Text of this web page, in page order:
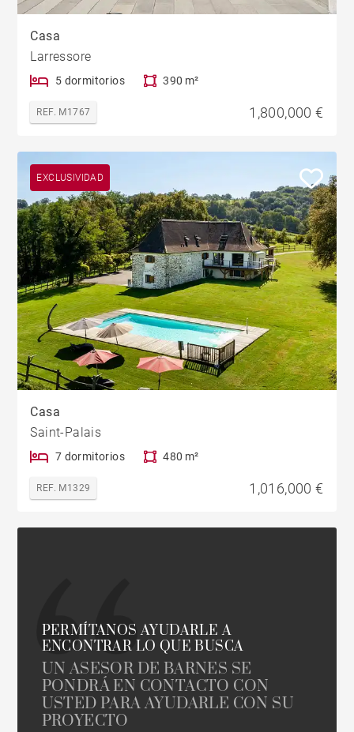
Casa
Larressore
5 dormitorios 390 m²
REF. M1767 1,800,000 €
EXCLUSIVIDAD
Casa
Saint-Palais
7 dormitorios 480 m²
REF. M1329 1,016,000 €
PERMÍTANOS AYUDARLE A
ENCONTRAR LO QUE BUSCA
UN ASESOR DE BARNES SE
PONDRÁ EN CONTACTO CON
USTED PARA AYUDARLE CON SU
PROYECTO